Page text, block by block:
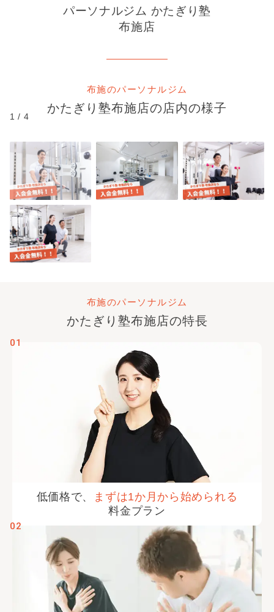
パーソナルジム かたぎり塾
布施店
布施のパーソナルジム
かたぎり塾布施店の店内の様子
1 / 4
布施のパーソナルジム
かたぎり塾布施店の特長
01
低価格で、 まずは1か月から 始められる
料金プラン
02